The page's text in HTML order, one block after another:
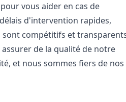
vous aider en cas de
d'intervention rapides,
sont compétitifs et
de la qualité de notre
et nous sommes fiers de nos